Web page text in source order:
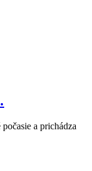
a prichádza